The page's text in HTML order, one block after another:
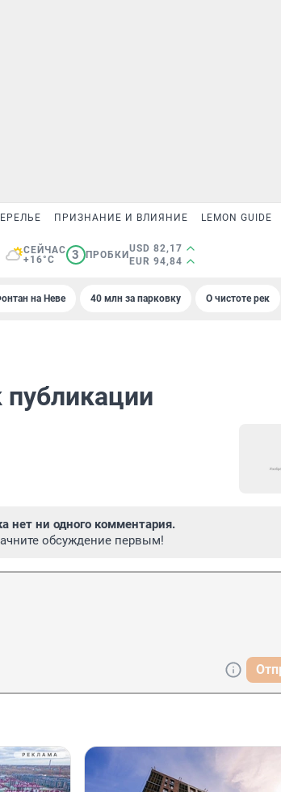
ПРИЗНАНИЕ И ВЛИЯНИЕ LEMON GUIDE
СЕЙЧАС
+16°C
3 ПРОБКИ
USD 82,17
EUR 94,84
на Неве 40 млн за парковку О чистоте рек
нет ни одного комментария.
обсуждение первым!